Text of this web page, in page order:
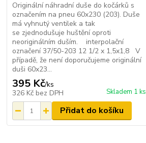
Originální náhradní duše do kočárků s
označením na pneu 60x230 (203). Duše
má vyhnutý ventilek a tak
se zjednodušuje huštění oproti
neoriginálním duším. interpolační
označení 37/50-203 12 1/2 x 1,5x1,8 V
případě, že není doporučujeme originální
duši 60x23...
395 Kč/ks
326 Kč bez DPH Skladem 1 ks
Přidat do košíku